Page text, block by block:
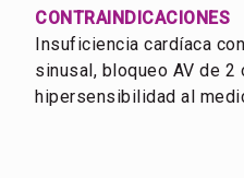
CONTRAINDICACIONES
Insuficiencia cardíaca
sinusal, bloqueo AV de 2
hipersensibilidad al